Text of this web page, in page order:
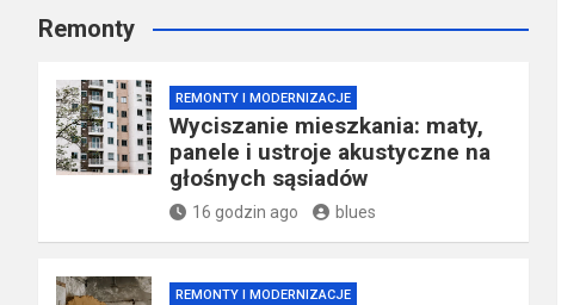
Remonty
REMONTY I MODERNIZACJE
Wyciszanie mieszkania: maty,
panele i ustroje akustyczne na
głośnych sąsiadów
16 godzin ago blues
REMONTY I MODERNIZACJE